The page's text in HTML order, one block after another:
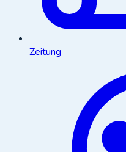
Zeitung